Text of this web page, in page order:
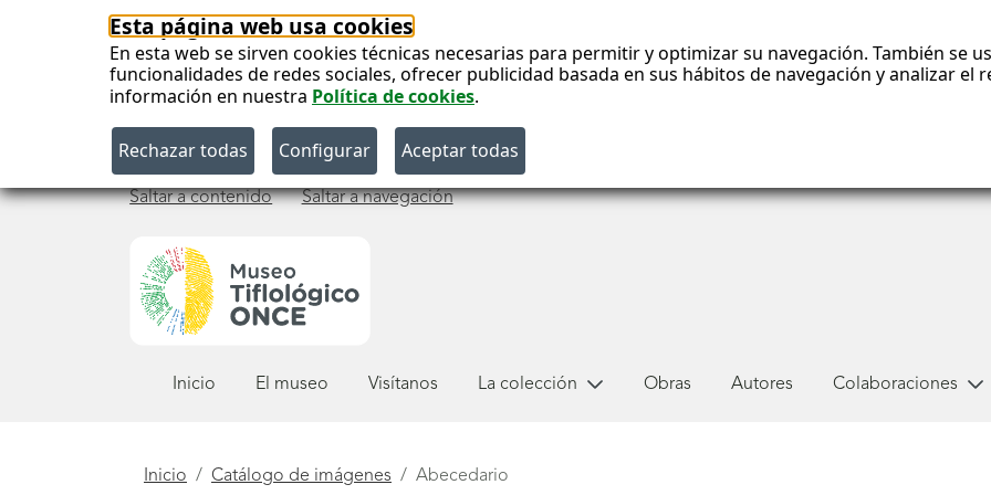
Esta página web usa cookies
En esta web se sirven cookies técnicas necesarias para permitir y optimizar su navegación. También se
funcionalidades de redes sociales, ofrecer publicidad basada en sus hábitos de navegación y analizar
información en nuestra Política de cookies.
Saltar a contenido Saltar a navegación
Inicio El museo Visítanos La colección Obras Autores Colaboraciones
Está
Inicio Catálogo de imágenes Abecedario